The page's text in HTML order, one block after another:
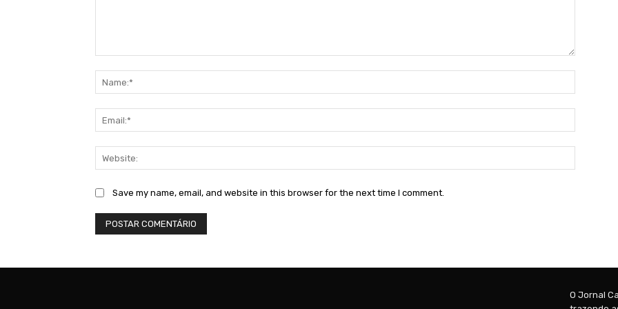
Save my name, email, and website in this browser for the next time I comment.
O Jornal